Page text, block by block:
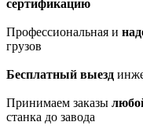
сертификацию
Профессиональная и
грузов
Бесплатный выезд
Принимаем заказы
станка до завода